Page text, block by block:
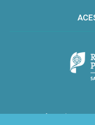
Infarmed © 2016.